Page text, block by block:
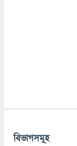
বিভাগসমূহ